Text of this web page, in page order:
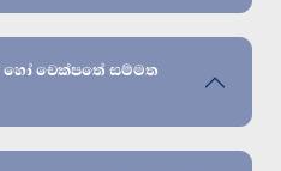
චෙක්පතේ සම්මත